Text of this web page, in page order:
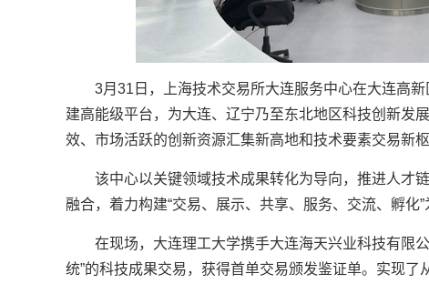
3月31日，上海技术交易所大连服务中心在大连高
建高能级平台，为大连、辽宁乃至东北地区科技创新发
效、市场活跃的创新资源汇集新高地和技术要素交易新枢
该中心以关键领域技术成果转化为导向，推进人才
融合，着力构建“交易、展示、共享、服务、交流、孵化”
在现场，大连理工大学携手大连海天兴业科技有限
统”的科技成果交易，获得首单交易颁发鉴证单。实现了